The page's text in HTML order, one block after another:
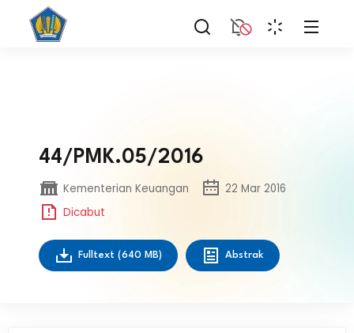
44/PMK.05/2016
Kementerian Keuangan
22 Mar 2016
Dicabut
Fulltext (640 MB) Abstrak